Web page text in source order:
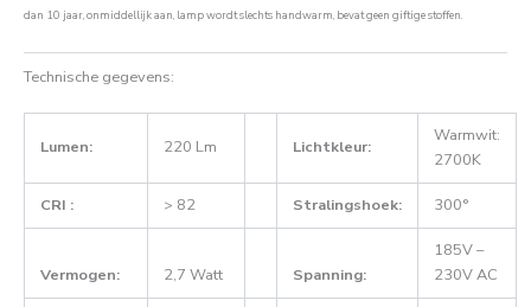
dan 10 jaar, onmiddellijk aan, lamp wordt slechts handwarm, bevat geen giftige stoffen.
Technische gegevens:
Lumen: 220 Lm Lichtkleur:
Warmwit:
2700K
CRI : > 82 Stralingshoek: 300°
Vermogen: 2,7 Watt Spanning:
185V –
230V AC